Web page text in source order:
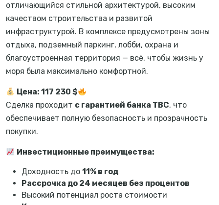
отличающийся стильной архитектурой, высоким
качеством строительства и развитой
инфраструктурой. В комплексе предусмотрены зоны
отдыха, подземный паркинг, лобби, охрана и
благоустроенная территория — всё, чтобы жизнь у
моря была максимально комфортной.
Цена: 117 230 $
Сделка проходит с гарантией банка TBC, что
обеспечивает полную безопасность и прозрачность
покупки.
Инвестиционные преимущества:
Доходность до 11% в год
Рассрочка до 24 месяцев без процентов
Высокий потенциал роста стоимости